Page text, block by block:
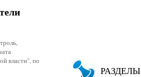
власти", по
РАЗДЕЛЫ